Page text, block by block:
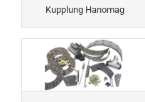
Kupplung Hanomag